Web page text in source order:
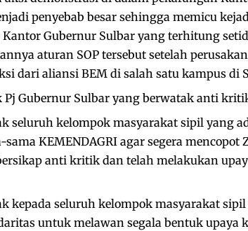
penyebab besar sehingga memicu
Kantor Gubernur Sulbar yang terhitung
aturan SOP tersebut setelah
dari aliansi BEM di salah satu kampus di
Pj Gubernur Sulbar yang berwatak anti
seluruh kelompok masyarakat sipil yang
sama KEMENDAGRI agar segera mencopot
anti kritik dan telah melakukan
kepada seluruh kelompok masyarakat
untuk melawan segala bentuk upaya